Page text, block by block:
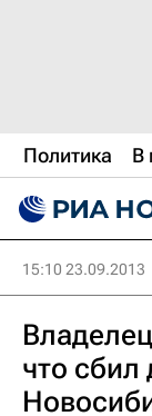
Политика В
15:10 23.09.2013
что